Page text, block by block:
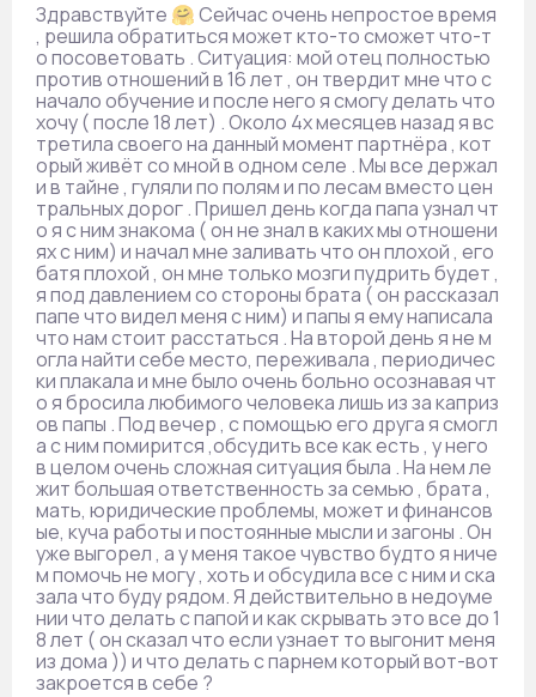
Здравствуйте 🤗 Сейчас очень непростое время
, решила обратиться может кто-то сможет что-т
о посоветовать . Ситуация: мой отец полностью
против отношений в 16 лет , он твердит мне что с
начало обучение и после него я смогу делать что
хочу ( после 18 лет) . Около 4х месяцев назад я вс
третила своего на данный момент партнёра , кот
орый живёт со мной в одном селе . Мы все держал
и в тайне , гуляли по полям и по лесам вместо цен
тральных дорог . Пришел день когда папа узнал чт
о я с ним знакома ( он не знал в каких мы отношени
ях с ним) и начал мне заливать что он плохой , его
батя плохой , он мне только мозги пудрить будет ,
я под давлением со стороны брата ( он рассказал
папе что видел меня с ним) и папы я ему написала
что нам стоит расстаться . На второй день я не м
огла найти себе место, переживала , периодичес
ки плакала и мне было очень больно осознавая чт
о я бросила любимого человека лишь из за каприз
ов папы . Под вечер , с помощью его друга я смогл
а с ним помирится ,обсудить все как есть , у него
в целом очень сложная ситуация была . На нем ле
жит большая ответственность за семью , брата ,
мать, юридические проблемы, может и финансов
ые, куча работы и постоянные мысли и загоны . Он
уже выгорел , а у меня такое чувство будто я ниче
м помочь не могу , хоть и обсудила все с ним и ска
зала что буду рядом. Я действительно в недоуме
нии что делать с папой и как скрывать это все до 1
8 лет ( он сказал что если узнает то выгонит меня
из дома )) и что делать с парнем который вот-вот
закроется в себе ?